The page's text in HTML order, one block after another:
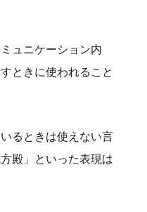
ュニケーション内
ときに使われること
るときは使えない言
殿」といった表現は